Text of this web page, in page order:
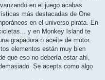
en el juego acabas
más destacadas de One
en el universo pirata. En
y en Monkey Island te
grapadora o aceite de motor.
elementos están muy bien
que eso no debería estar ahí,
Se acepta como algo